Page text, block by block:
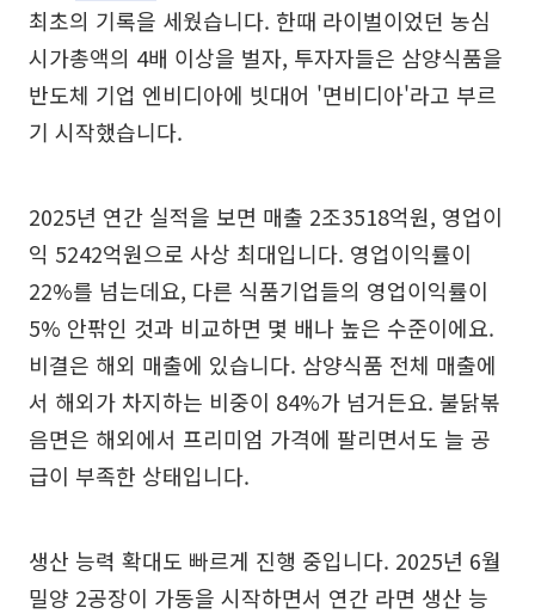
최초의 기록을 세웠습니다. 한때 라이벌이었던 농심
시가총액의 4배 이상을 벌자, 투자자들은 삼양식품을
반도체 기업 엔비디아에 빗대어 '면비디아'라고 부르
기 시작했습니다.
2025년 연간 실적을 보면 매출 2조3518억원, 영업이
익 5242억원으로 사상 최대입니다. 영업이익률이
22%를 넘는데요, 다른 식품기업들의 영업이익률이
5% 안팎인 것과 비교하면 몇 배나 높은 수준이에요.
비결은 해외 매출에 있습니다. 삼양식품 전체 매출에
서 해외가 차지하는 비중이 84%가 넘거든요. 불닭볶
음면은 해외에서 프리미엄 가격에 팔리면서도 늘 공
급이 부족한 상태입니다.
생산 능력 확대도 빠르게 진행 중입니다. 2025년 6월
밀양 2공장이 가동을 시작하면서 연간 라면 생산 능